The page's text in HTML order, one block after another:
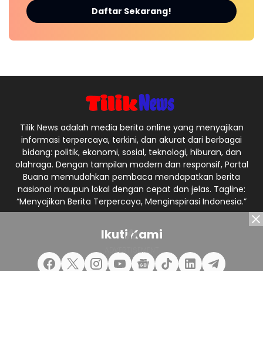
Daftar Sekarang!
Tilik News adalah media berita online yang menyajikan
informasi terpercaya, terkini, dan akurat dari berbagai
bidang: politik, ekonomi, sosial, teknologi, hiburan, dan
olahraga. Dengan tampilan modern dan responsif, Portal
Buana memudahkan pembaca mendapatkan berita
nasional maupun lokal dengan cepat dan jelas. Tagline:
“Menyajikan Berita Terpercaya, Menginspirasi Indonesia.”
Ikuti Kami